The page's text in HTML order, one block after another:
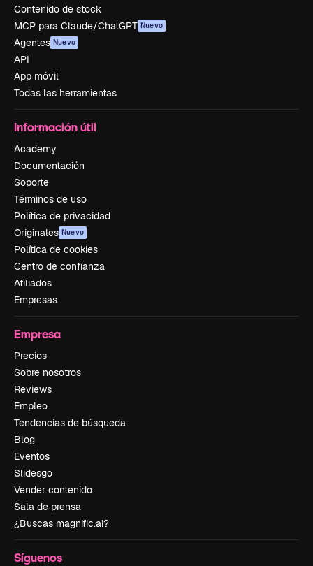
Contenido de stock
MCP para Claude/ChatGPT Nuevo
Agentes Nuevo
API
App móvil
Todas las herramientas
Información útil
Academy
Documentación
Soporte
Términos de uso
Política de privacidad
Originales Nuevo
Política de cookies
Centro de confianza
Afiliados
Empresas
Empresa
Precios
Sobre nosotros
Reviews
Empleo
Tendencias de búsqueda
Blog
Eventos
Slidesgo
Vender contenido
Sala de prensa
¿Buscas magnific.ai?
Síguenos